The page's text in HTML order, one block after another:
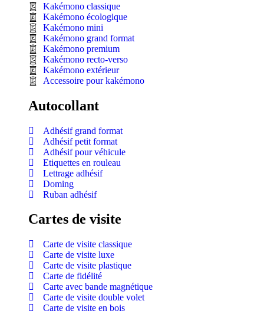
Kakémono classique
Kakémono écologique
Kakémono mini
Kakémono grand format
Kakémono premium
Kakémono recto-verso
Kakémono extérieur
Accessoire pour kakémono
Autocollant
Adhésif grand format
Adhésif petit format
Adhésif pour véhicule
Etiquettes en rouleau
Lettrage adhésif
Doming
Ruban adhésif
Cartes de visite
Carte de visite classique
Carte de visite luxe
Carte de visite plastique
Carte de fidélité
Carte avec bande magnétique
Carte de visite double volet
Carte de visite en bois